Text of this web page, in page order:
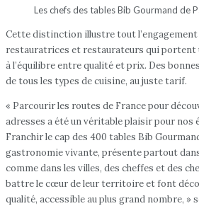
Les chefs des tables Bib Gourmand de
Cette distinction illustre tout l’engagement
restauratrices et restaurateurs qui
à l’équilibre entre qualité et prix. Des
de tous les types de cuisine, au juste tarif.
« Parcourir les routes de France pour
adresses a été un véritable plaisir pour nos
Franchir le cap des 400 tables Bib
gastronomie vivante, présente partout
comme dans les villes, des cheffes et des
battre le cœur de leur territoire et font
qualité, accessible au plus grand nombre, »